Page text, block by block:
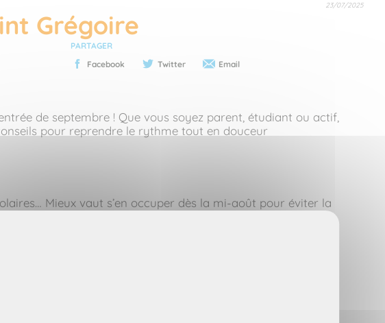
23/07/2025
Grégoire
PARTAGER
Facebook
Twitter Email
de septembre ! Que vous soyez parent, étudiant ou actif,
pour reprendre le rythme tout en douceur
Mieux vaut s’en occuper dès la mi-août pour éviter la